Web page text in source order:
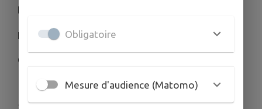
Film de Ingmar Bergman : Persona
Covoiturage possible Place Neuve à Alba à 20h
Publié par Maison des Habitants
Obligatoire
Mesure d'audience (Matomo)